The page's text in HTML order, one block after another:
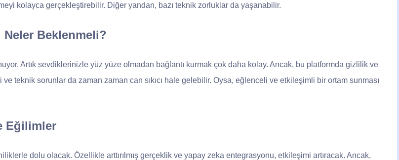
kolayca gerçekleştirebilir. Diğer yandan, bazı teknik zorluklar da yaşanabilir.
Beklenmeli?
Artık sevdiklerinizle yüz yüze olmadan bağlantı kurmak çok daha kolay. Ancak, bu platformda gizlilik ve
ve teknik sorunlar da zaman zaman can sıkıcı hale gelebilir. Oysa, eğlenceli ve etkileşimli bir ortam sunması
Eğilimler
dolu olacak. Özellikle arttırılmış gerçeklik ve yapay zeka entegrasyonu, etkileşimi artıracak. Ancak,